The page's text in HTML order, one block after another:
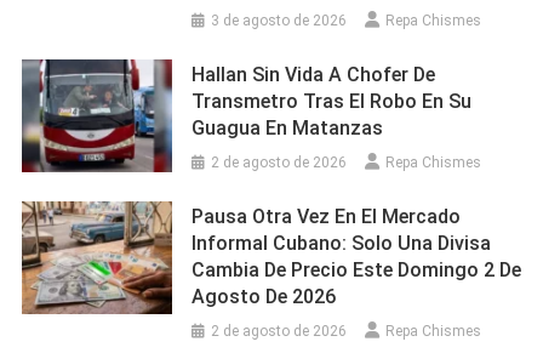
3 de agosto de 2026 Repa Chismes
Hallan Sin Vida A Chofer De
Transmetro Tras El Robo En Su
Guagua En Matanzas
2 de agosto de 2026 Repa Chismes
Pausa Otra Vez En El Mercado
Informal Cubano: Solo Una Divisa
Cambia De Precio Este Domingo 2 De
Agosto De 2026
2 de agosto de 2026 Repa Chismes